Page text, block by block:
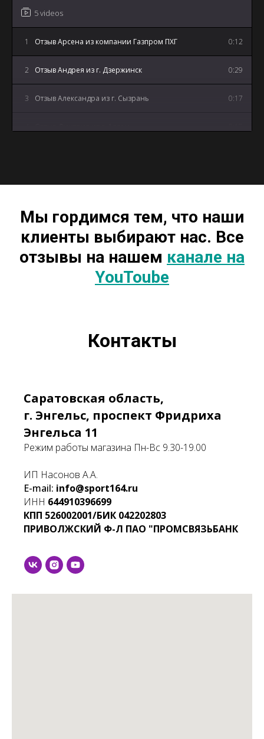
5 videos
1 Отзыв Арсена из компании Газпром ПХГ 0:12
2 Отзыв Андрея из г. Дзержинск 0:29
3 Отзыв Александра из г. Сызрань 0:17
Мы гордимся тем, что наши
клиенты выбирают нас. Все
отзывы на нашем канале на
YouToube
Контакты
Саратовская область,
г. Энгельс, проспект Фридриха
Энгельса 11
Режим работы магазина Пн-Вс 9.30-19.00
ИП Насонов А.А.
E-mail: info@sport164.ru
ИНН 644910396699
КПП 526002001/БИК 042202803
ПРИВОЛЖСКИЙ Ф-Л ПАО "ПРОМСВЯЗЬБАНК